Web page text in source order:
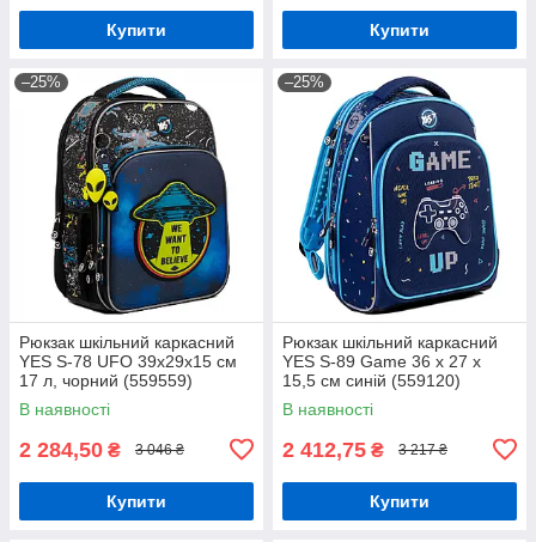
Купити Купити
–25%
Рюкзак шкільний каркасний
YES S-78 UFO 39х29х15 см
17 л, чорний (559559)
В наявності
2 284,50 ₴ 3 046 ₴
Купити
–25%
Рюкзак шкільний каркасний
YES S-89 Game 36 x 27 x
15,5 см синій (559120)
В наявності
2 412,75 ₴ 3 217 ₴
Купити